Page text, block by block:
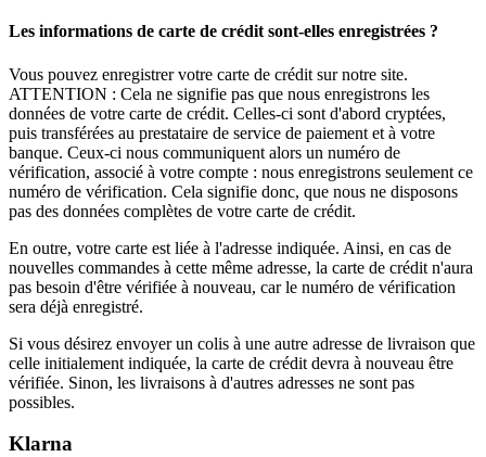
Les informations de carte de crédit sont-elles enregistrées ?
Vous pouvez enregistrer votre carte de crédit sur notre site.
ATTENTION : Cela ne signifie pas que nous enregistrons les
données de votre carte de crédit. Celles-ci sont d'abord cryptées,
puis transférées au prestataire de service de paiement et à votre
banque. Ceux-ci nous communiquent alors un numéro de
vérification, associé à votre compte : nous enregistrons seulement ce
numéro de vérification. Cela signifie donc, que nous ne disposons
pas des données complètes de votre carte de crédit.
En outre, votre carte est liée à l'adresse indiquée. Ainsi, en cas de
nouvelles commandes à cette même adresse, la carte de crédit n'aura
pas besoin d'être vérifiée à nouveau, car le numéro de vérification
sera déjà enregistré.
Si vous désirez envoyer un colis à une autre adresse de livraison que
celle initialement indiquée, la carte de crédit devra à nouveau être
vérifiée. Sinon, les livraisons à d'autres adresses ne sont pas
possibles.
Klarna